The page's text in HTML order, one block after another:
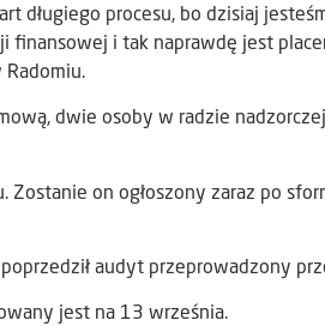
długiego procesu, bo dzisiaj
i tak naprawdę jest
Radomiu.
dwie osoby w radzie
Zostanie on ogłoszony zaraz po
audyt przeprowadzony
jest na 13 września.